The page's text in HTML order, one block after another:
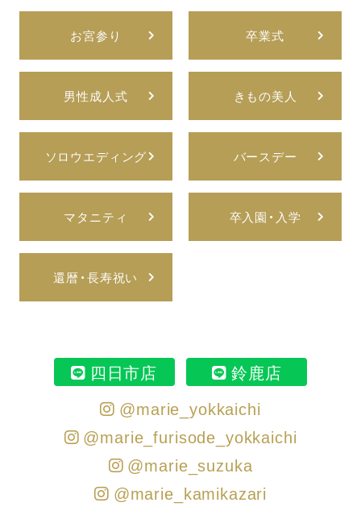
お宮参り 卒業式
男性成人式 きもの美人
ソロウエディング バースデー
マタニティ 卒入園・入学
還暦・長寿祝い
四日市店
鈴鹿店
@marie_yokkaichi
@marie_furisode_yokkaichi
@marie_suzuka
@marie_kamikazari